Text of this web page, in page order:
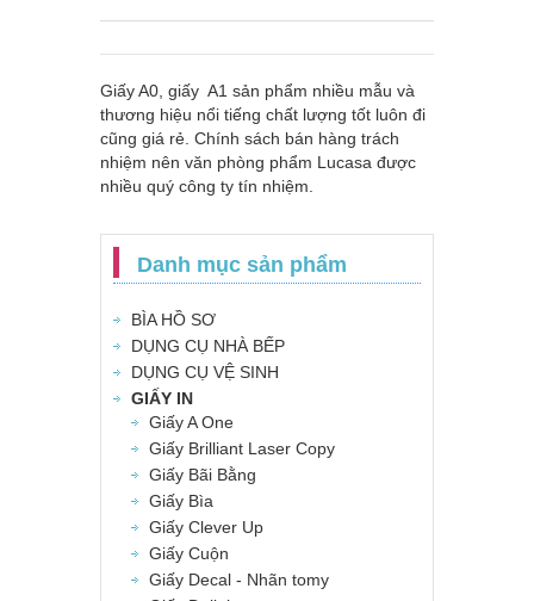
Giấy A0, giấy A1 sản phẩm nhiều mẫu và
thương hiệu nổi tiếng chất lượng tốt luôn đi
cũng giá rẻ. Chính sách bán hàng trách
nhiệm nên văn phòng phẩm Lucasa được
nhiều quý công ty tín nhiệm.
Danh mục sản phẩm
BÌA HỒ SƠ
DỤNG CỤ NHÀ BẾP
DỤNG CỤ VỆ SINH
GIẤY IN
Giấy A One
Giấy Brilliant Laser Copy
Giấy Bãi Bằng
Giấy Bìa
Giấy Clever Up
Giấy Cuộn
Giấy Decal - Nhãn tomy